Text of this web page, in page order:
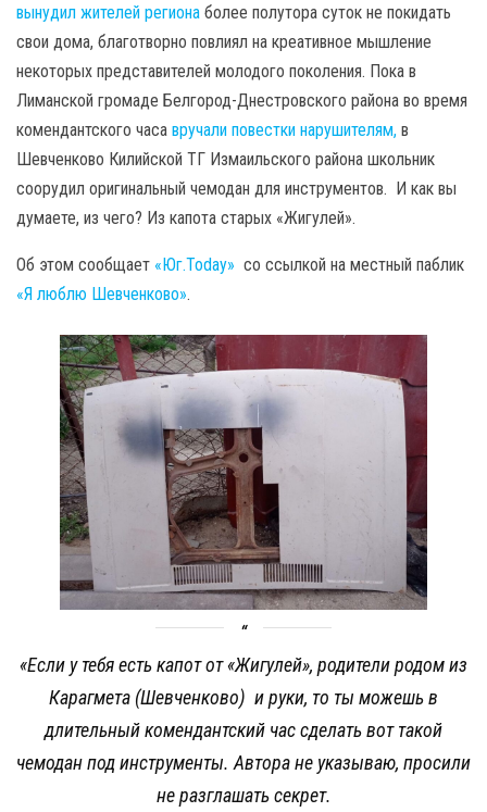
вынудил жителей региона более полутора суток не покидать
свои дома, благотворно повлиял на креативное мышление
некоторых представителей молодого поколения. Пока в
Лиманской громаде Белгород-Днестровского района во время
комендантского часа вручали повестки нарушителям, в
Шевченково Килийской ТГ Измаильского района школьник
соорудил оригинальный чемодан для инструментов. И как вы
думаете, из чего? Из капота старых «Жигулей».
Об этом сообщает «Юг.Today» со ссылкой на местный паблик
«Я люблю Шевченково».
«Если у тебя есть капот от «Жигулей», родители родом из
Карагмета (Шевченково) и руки, то ты можешь в
длительный комендантский час сделать вот такой
чемодан под инструменты. Автора не указываю, просили
не разглашать секрет.